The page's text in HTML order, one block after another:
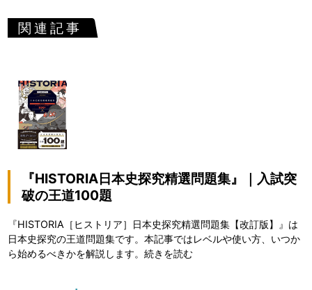
関連記事
『HISTORIA日本史探究精選問題集』｜入試突
破の王道100題
『HISTORIA［ヒストリア］日本史探究精選問題集【改訂版】』は
日本史探究の王道問題集です。本記事ではレベルや使い方、いつか
ら始めるべきかを解説します。続きを読む